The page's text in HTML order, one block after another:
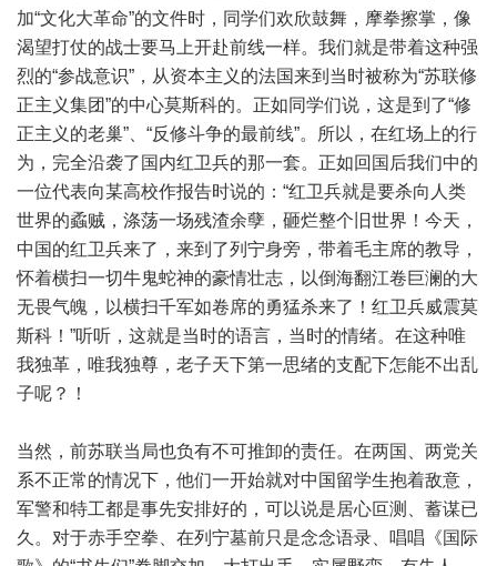
加“文化大革命”的文件时，同学们欢欣鼓舞，摩拳擦掌，像
渴望打仗的战士要马上开赴前线一样。我们就是带着这种强
烈的“参战意识”，从资本主义的法国来到当时被称为“苏联修
正主义集团”的中心莫斯科的。正如同学们说，这是到了“修
正主义的老巢”、“反修斗争的最前线”。所以，在红场上的行
为，完全沿袭了国内红卫兵的那一套。正如回国后我们中的
一位代表向某高校作报告时说的：“红卫兵就是要杀向人类
世界的蟊贼，涤荡一场残渣余孽，砸烂整个旧世界！今天，
中国的红卫兵来了，来到了列宁身旁，带着毛主席的教导，
怀着横扫一切牛鬼蛇神的豪情壮志，以倒海翻江卷巨澜的大
无畏气魄，以横扫千军如卷席的勇猛杀来了！红卫兵威震莫
斯科！”听听，这就是当时的语言，当时的情绪。在这种唯
我独革，唯我独尊，老子天下第一思绪的支配下怎能不出乱
子呢？！
当然，前苏联当局也负有不可推卸的责任。在两国、两党关
系不正常的情况下，他们一开始就对中国留学生抱着敌意，
军警和特工都是事先安排好的，可以说是居心叵测、蓄谋已
久。对于赤手空拳、在列宁墓前只是念念语录、唱唱《国际